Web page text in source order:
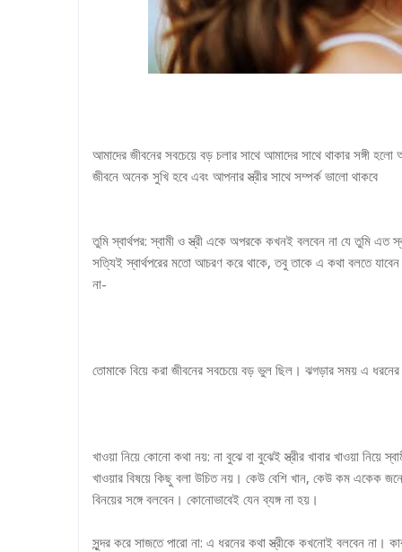
আমাদের জীবনের সবচেয়ে বড় চলার সাথে আমাদের সাথে থাকার সঙ্গী
জীবনে অনেক সুখি হবে এবং আপনার স্ত্রীর সাথে সম্পর্ক ভালো থাকবে
তুমি স্বার্থপর: স্বামী ও স্ত্রী একে অপরকে কখনই বলবেন না যে তুমি এত
সত্যিই স্বার্থপরের মতো আচরণ করে থাকে, তবু তাকে এ কথা বলতে
না-
তোমাকে বিয়ে করা জীবনের সবচেয়ে বড় ভুল ছিল। ঝগড়ার সময় এ
খাওয়া নিয়ে কোনো কথা নয়: না বুঝে বা বুঝেই স্ত্রীর খাবার খাওয়া
খাওয়ার বিষয়ে কিছু বলা উচিত নয়। কেউ বেশি খান, কেউ কম একেক
বিনয়ের সঙ্গে বলবেন। কোনোভাবেই যেন ব্যঙ্গ না হয়।
সুন্দর করে সাজতে পারো না: এ ধরনের কথা স্ত্রীকে কখনোই বলবেন না।